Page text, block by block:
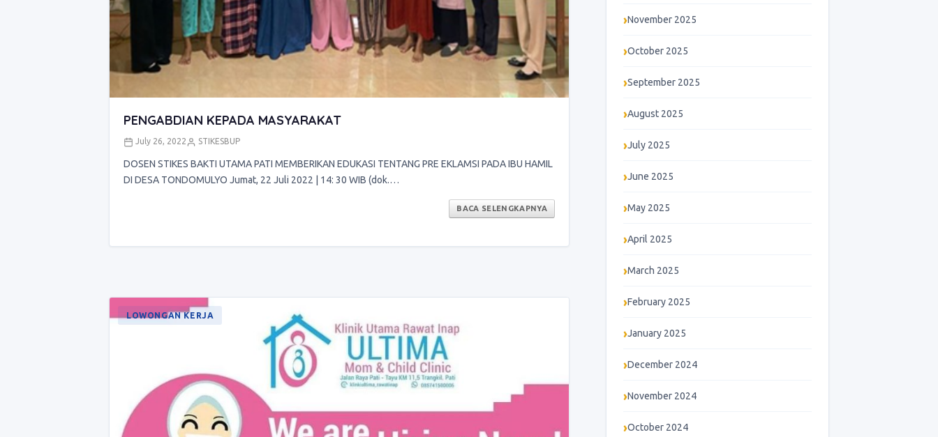
PENGABDIAN KEPADA MASYARAKAT
July 26, 2022 STIKESBUP
DOSEN STIKES BAKTI UTAMA PATI MEMBERIKAN EDUKASI TENTANG PRE EKLAMSI PADA IBU HAMIL
DI DESA TONDOMULYO Jumat, 22 Juli 2022 | 14: 30 WIB (dok.…
BACA SELENGKAPNYA
LOWONGAN KERJA
November 2025
October 2025
September 2025
August 2025
July 2025
June 2025
May 2025
April 2025
March 2025
February 2025
January 2025
December 2024
November 2024
October 2024